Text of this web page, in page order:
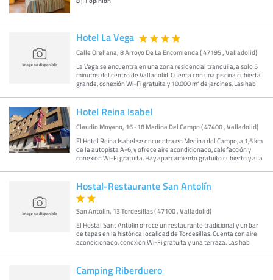
Hotel La Vega
Calle Orellana, 8 Arroyo De La Encomienda ( 47195 , Valladolid)
La Vega se encuentra en una zona residencial tranquila, a solo 5
minutos del centro de Valladolid. Cuenta con una piscina cubierta
grande, conexión Wi-Fi gratuita y 10.000 m² de jardines. Las hab
Hotel Reina Isabel
Claudio Moyano, 16 -18 Medina Del Campo ( 47400 , Valladolid)
El Hotel Reina Isabel se encuentra en Medina del Campo, a 1,5 km
de la autopista A-6, y ofrece aire acondicionado, calefacción y
conexión Wi-Fi gratuita. Hay aparcamiento gratuito cubierto y al a
Hostal-Restaurante San Antolín
San Antolín, 13 Tordesillas ( 47100 , Valladolid)
El Hostal Sant Antolín ofrece un restaurante tradicional y un bar
de tapas en la histórica localidad de Tordesillas. Cuenta con aire
acondicionado, conexión Wi-Fi gratuita y una terraza. Las hab
Camping Riberduero